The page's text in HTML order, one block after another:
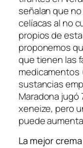
señalan que
celíacas al no
propios de
proponemos
que tienen las
medicamentos
sustancias
Maradona jugó
xeneize, pero
puede
La mejor